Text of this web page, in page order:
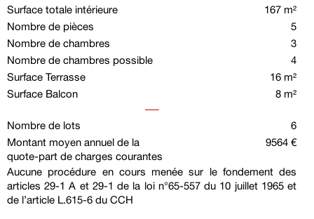
Surface totale intérieure
167 m²
Nombre de pièces
5
Nombre de chambres
3
Nombre de chambres possible
4
Surface Terrasse
16 m²
Surface Balcon
8 m²
Nombre de lots
6
Montant moyen annuel de la
quote-part de charges courantes
9564 €
Aucune procédure en cours menée sur le fondement des
articles 29-1 A et 29-1 de la loi n°65-557 du 10 juillet 1965 et
de l’article L.615-6 du CCH